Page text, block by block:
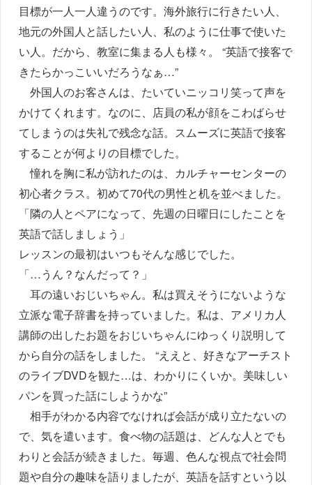
目標が一人一人違うのです。海外旅行に行きたい人、
地元の外国人と話したい人、私のように仕事で使いた
い人。だから、教室に集まる人も様々。 “英語で接客で
きたらかっこいいだろうなぁ…”
外国人のお客さんは、たいていニッコリ笑って声を
かけてくれます。なのに、店員の私が顔をこわばらせ
てしまうのは失礼で残念な話。スムーズに英語で接客
することが何よりの目標でした。
憧れを胸に私が訪れたのは、カルチャーセンターの
初心者クラス。初めて70代の男性と机を並べました。
「隣の人とペアになって、先週の日曜日にしたことを
英語で話しましょう」
レッスンの最初はいつもそんな感じでした。
「…うん？なんだって？」
耳の遠いおじいちゃん。私は買えそうにないような
立派な電子辞書を持っていました。私は、アメリカ人
講師の出したお題をおじいちゃんにゆっくり説明して
から自分の話をしました。 “ええと、好きなアーチスト
のライブDVDを観た…は、わかりにくいか。美味しい
パンを買った話にしようかな”
相手がわかる内容でなければ会話が成り立たないの
で、気を遣います。食べ物の話題は、どんな人とでも
わりと会話が続きました。毎週、色んな視点で社会問
題や自分の趣味を語りましたが、英語を話すという以